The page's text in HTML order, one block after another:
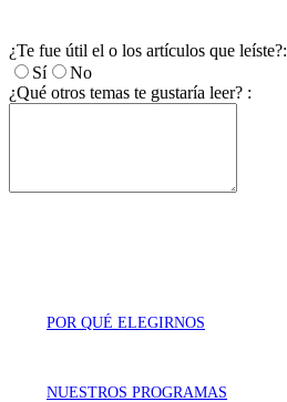
¿Te fue útil el o los artículos que leíste?:
Sí
No
¿Qué otros temas te gustaría leer? :
POR QUÉ ELEGIRNOS
NUESTROS PROGRAMAS